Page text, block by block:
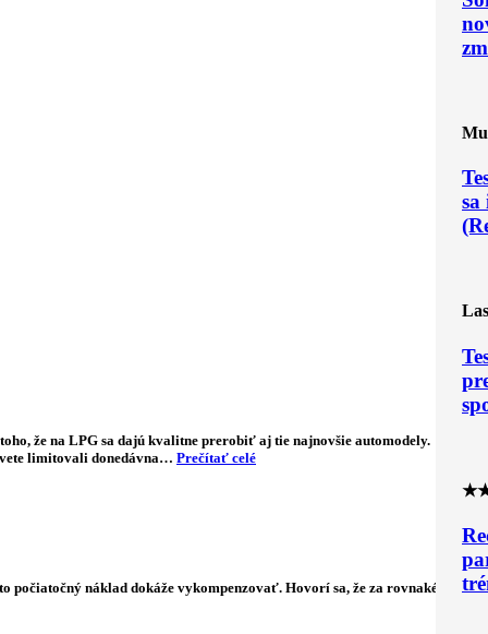
sa
že na LPG sa dajú kvalitne prerobiť aj tie najnovšie automodely.
limitovali donedávna… Prečítať celé
počiatočný náklad dokáže vykompenzovať. Hovorí sa, že za rovnaké